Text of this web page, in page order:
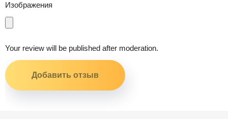
Изображения
Your review will be published after moderation.